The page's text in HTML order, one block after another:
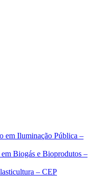
em Iluminação Pública –
Biogás e Bioprodutos –
– CEP